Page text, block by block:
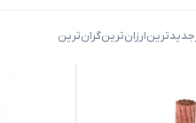
‌جدیدترین‌ارزان‌ترین‌گران‌ترین